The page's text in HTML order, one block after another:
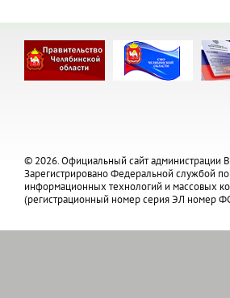
© 2026. Официальный сайт администрации
Зарегистрировано Федеральной службой
информационных технологий и массовых
(регистрационный номер серия ЭЛ номер